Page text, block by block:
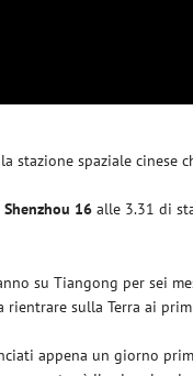
stazione spaziale cinese
Shenzhou 16 alle 3.31 di
su Tiangong per sei
rientrare sulla Terra ai
appena un giorno